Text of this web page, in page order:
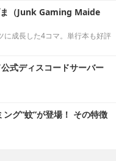
ま（Junk Gaming Maide
成長した4コマ。単行本も好評
式ディスコードサーバー
ング“蚊”が登場！ その特徴